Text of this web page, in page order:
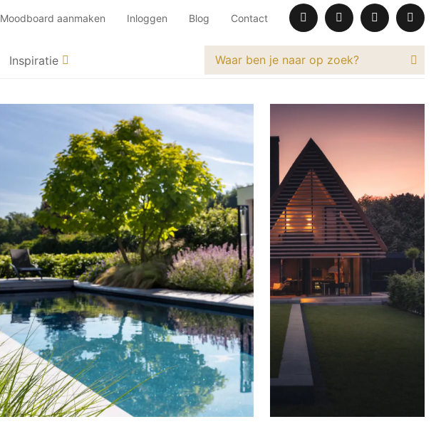
Moodboard aanmaken Inloggen Blog Contact
Inspiratie